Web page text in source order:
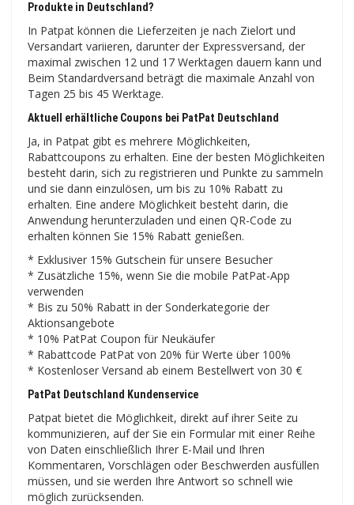
Produkte in Deutschland?
In Patpat können die Lieferzeiten je nach Zielort und
Versandart variieren, darunter der Expressversand, der
maximal zwischen 12 und 17 Werktagen dauern kann und
Beim Standardversand beträgt die maximale Anzahl von
Tagen 25 bis 45 Werktage.
Aktuell erhältliche Coupons bei PatPat Deutschland
Ja, in Patpat gibt es mehrere Möglichkeiten,
Rabattcoupons zu erhalten. Eine der besten Möglichkeiten
besteht darin, sich zu registrieren und Punkte zu sammeln
und sie dann einzulösen, um bis zu 10% Rabatt zu
erhalten. Eine andere Möglichkeit besteht darin, die
Anwendung herunterzuladen und einen QR-Code zu
erhalten können Sie 15% Rabatt genießen.
* Exklusiver 15% Gutschein für unsere Besucher
* Zusätzliche 15%, wenn Sie die mobile PatPat-App
verwenden
* Bis zu 50% Rabatt in der Sonderkategorie der
Aktionsangebote
* 10% PatPat Coupon für Neukäufer
* Rabattcode PatPat von 20% für Werte über 100%
* Kostenloser Versand ab einem Bestellwert von 30 €
PatPat Deutschland Kundenservice
Patpat bietet die Möglichkeit, direkt auf ihrer Seite zu
kommunizieren, auf der Sie ein Formular mit einer Reihe
von Daten einschließlich Ihrer E-Mail und Ihren
Kommentaren, Vorschlägen oder Beschwerden ausfüllen
müssen, und sie werden Ihre Antwort so schnell wie
möglich zurücksenden.